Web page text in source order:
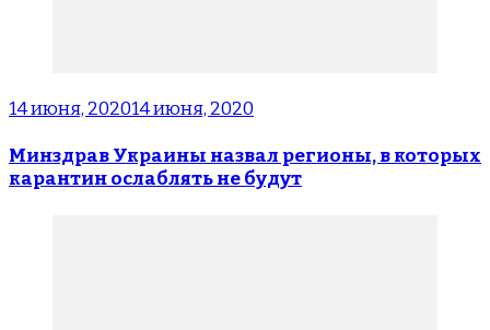
14 июня, 202014 июня, 2020
Минздрав Украины назвал регионы, в которых
карантин ослаблять не будут